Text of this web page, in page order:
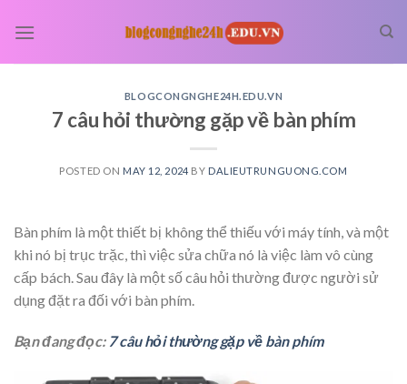
BLOGCONGNGHE24H.EDU.VN
7 câu hỏi thường gặp về bàn phím
POSTED ON MAY 12, 2024 BY DALIEUTRUNGUONG.COM
Bàn phím là một thiết bị không thể thiếu với máy tính, và một
khi nó bị trục trặc, thì việc sửa chữa nó là việc làm vô cùng
cấp bách. Sau đây là một số câu hỏi thường được người sử
dụng đặt ra đối với bàn phím.
Bạn đang đọc: 7 câu hỏi thường gặp về bàn phím